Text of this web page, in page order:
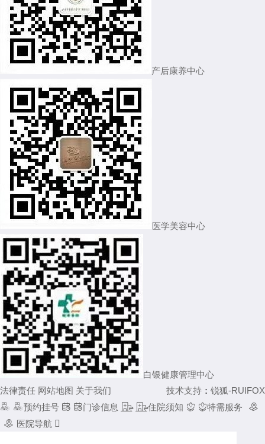
产后康养中心
医学美容中心
白银健康管理中心
法律责任 网站地图 关于我们 技术支持 ： 锐狐-RUIFOX
 预约挂号  门诊信息  住院须知  特需服务

 医院导航 